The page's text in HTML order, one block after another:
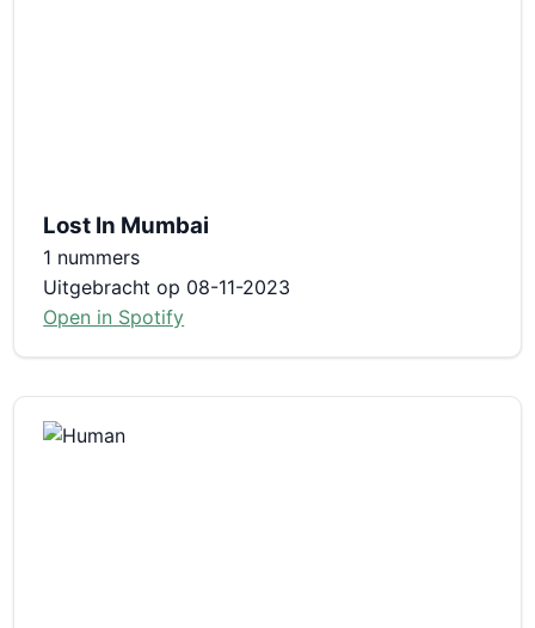
Lost In Mumbai
1 nummers
Uitgebracht op 08-11-2023
Open in Spotify